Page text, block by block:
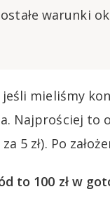
warunki
mieliśmy
Najprościej
5 zł). Po
to 100 zł w